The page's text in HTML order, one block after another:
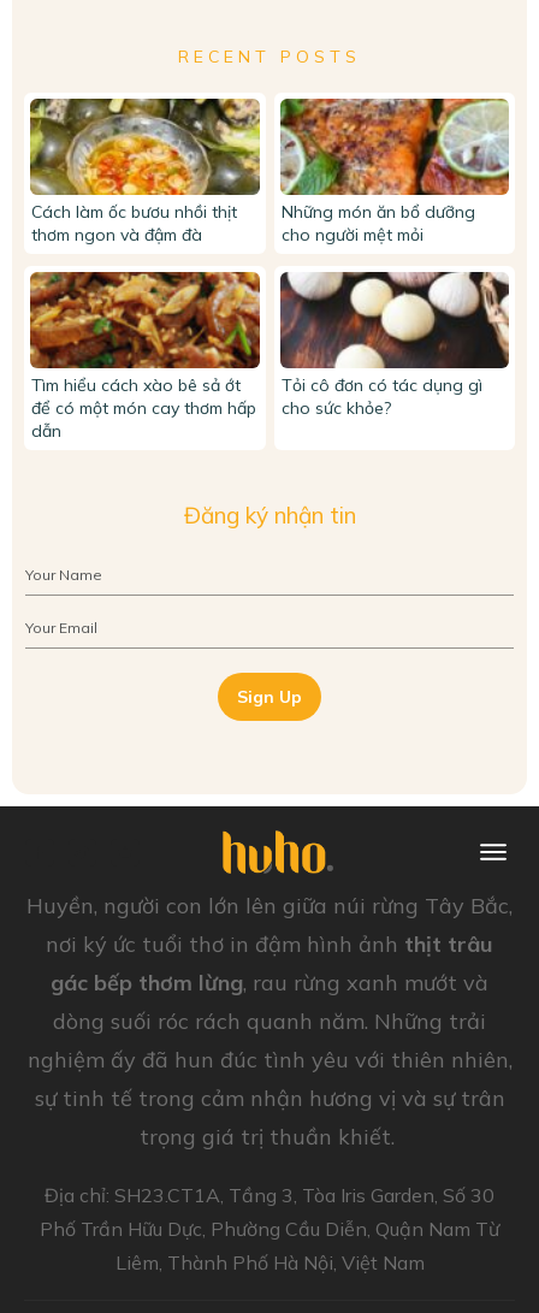
RECENT POSTS
Cách làm ốc bươu nhồi thịt
thơm ngon và đậm đà
Những món ăn bổ dưỡng
cho người mệt mỏi
Tìm hiểu cách xào bê sả ớt
để có một món cay thơm hấp
dẫn
Tỏi cô đơn có tác dụng gì
cho sức khỏe?
Đăng ký nhận tin
Sign Up
Huyền, người con lớn lên giữa núi rừng Tây Bắc,
nơi ký ức tuổi thơ in đậm hình ảnh thịt trâu
gác bếp thơm lừng, rau rừng xanh mướt và
dòng suối róc rách quanh năm. Những trải
nghiệm ấy đã hun đúc tình yêu với thiên nhiên,
sự tinh tế trong cảm nhận hương vị và sự trân
trọng giá trị thuần khiết.
Địa chỉ: SH23.CT1A, Tầng 3, Tòa Iris Garden, Số 30
Phố Trần Hữu Dực, Phường Cầu Diễn, Quận Nam Từ
Liêm, Thành Phố Hà Nội, Việt Nam